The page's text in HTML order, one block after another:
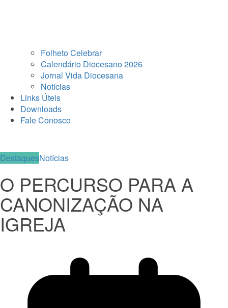
Folheto Celebrar
Calendário Diocesano 2026
Jornal Vida Diocesana
Notícias
Links Úteis
Downloads
Fale Conosco
DestaquesNotícias
O PERCURSO PARA A
CANONIZAÇÃO NA
IGREJA